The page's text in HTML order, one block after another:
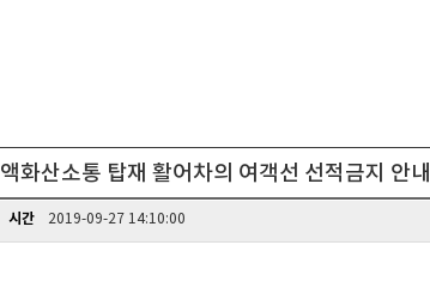
액화산소통 탑재 활어차의 여객선 선적금지 안내
시간 2019-09-27 14:10:00